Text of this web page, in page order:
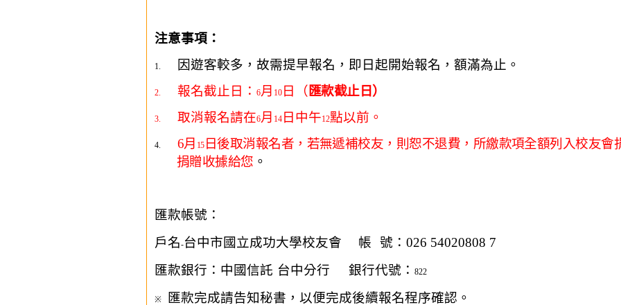
注意事項：
1. 因遊客較多，故需提早報名，即日起開始報名，額滿為止。
2. 報名截止日： 6月 10 日（ 匯款截止日）
3. 取消報名請在6月 14 日中午12點以前。
4. 6月 15日後取消報名者，若無遞補校友，則恕不退費，所繳款項全額列入校友會
捐贈收據給您 。
匯款帳號：
戶名-台中市國立成功大學校友會 帳 號： 026 54020808 7
匯款銀行：中國信託 台中分行 銀行代號： 822
※ 匯款完成請告知秘書，以便完成後續報名程序確認。